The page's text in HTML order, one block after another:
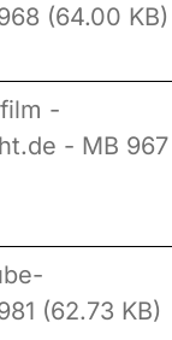
(64.00 KB)
-
- MB 967
(62.73 KB)